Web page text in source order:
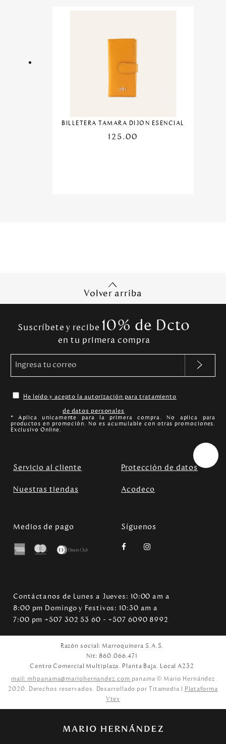
BILLETERA TAMARA DIJON ESENCIAL
125.00
Volver arriba
Suscríbete y recibe 10% de Dcto
en tu primera compra
He leído y acepto la autorización para tratamiento
de datos personales.
* Aplica unicamente para la primera compra. No aplica para
productos en promoción. No es acumulable con otras promociones.
Exclusivo Online.
Servicio al cliente Protección de datos
Nuestras tiendas Acodeco
Medios de pago Síguenos
Contáctanos de Lunes a Jueves: 10:00 am a
8:00 pm Domingo y Festivos: 10:30 am a
7:00 pm +507 302 53 60 - +507 6090 8992
Razón social: Marroquinera S.A.S.
Nit: 860.066.471
Centro Comercial Multiplaza. Planta Baja. Local A232
mail: mhpanama@mariohernandez.com panama © Mario Hernández
2020. Derechos reservados. Desarrollado por Titamedia l Plataforma
Vtex